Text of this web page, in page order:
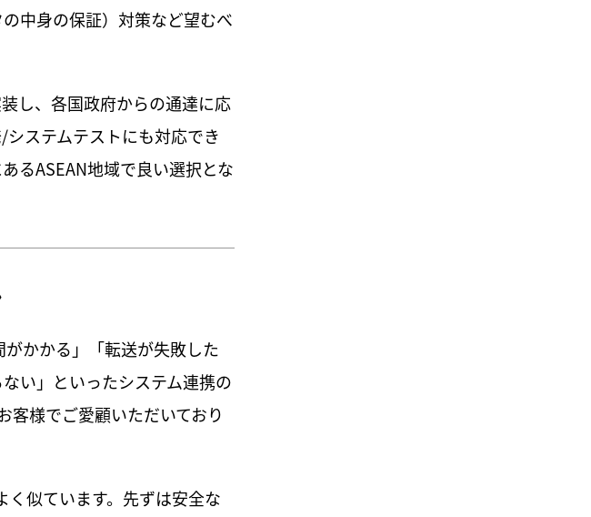
中身の保証）対策など望むべ
し、各国政府からの通達に応
ステムテストにも対応でき
るASEAN地域で良い選択とな
かかる」「転送が失敗した
い」といったシステム連携の
客様でご愛顧いただいており
く似ています。先ずは安全な